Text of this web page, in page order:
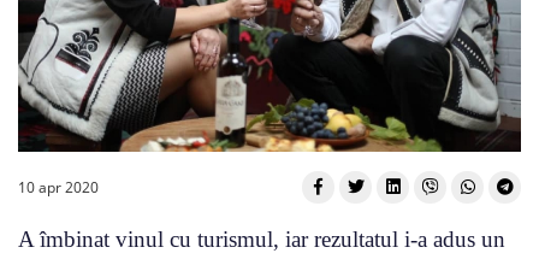
10 apr 2020
A îmbinat vinul cu turismul, iar rezultatul i-a adus un